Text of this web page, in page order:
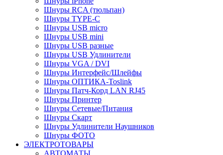
Шнуры RCA (тюльпан)
Шнуры TYPE-C
Шнуры USB micro
Шнуры USB mini
Шнуры USB разные
Шнуры USB Удлинители
Шнуры VGA / DVI
Шнуры Интерфейс/Шлейфы
Шнуры ОПТИКА-Toslink
Шнуры Патч-Корд LAN RJ45
Шнуры Принтер
Шнуры Сетевые/Питания
Шнуры Скарт
Шнуры Удлинители Наушников
Шнуры ФОТО
ЭЛЕКТРОТОВАРЫ
АВТОМАТЫ